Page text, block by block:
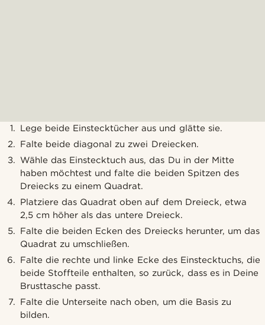
Lege beide Einstecktücher aus und glätte sie.
Falte beide diagonal zu zwei Dreiecken.
Wähle das Einstecktuch aus, das Du in der Mitte
haben möchtest und falte die beiden Spitzen des
Dreiecks zu einem Quadrat.
Platziere das Quadrat oben auf dem Dreieck, etwa
2,5 cm höher als das untere Dreieck.
Falte die beiden Ecken des Dreiecks herunter, um das
Quadrat zu umschließen.
Falte die rechte und linke Ecke des Einstecktuchs, die
beide Stoffteile enthalten, so zurück, dass es in Deine
Brusttasche passt.
Falte die Unterseite nach oben, um die Basis zu
bilden.